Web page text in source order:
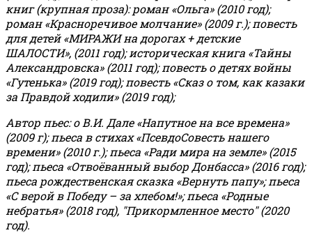
книг (крупная проза): роман «Ольга» (2010 год);
роман «Красноречивое молчание» (2009 г.); повесть
для детей «МИРАЖИ на дорогах + детские
ШАЛОСТИ», (2011 год); историческая книга «Тайны
Александровска» (2011 год); повесть о детях войны
«Гутенька» (2019 год); повесть «Сказ о том, как казаки
за Правдой ходили» (2019 год);
Автор пьес: о В.И. Дале «Напутное на все времена»
(2009 г); пьеса в стихах «ПсевдоСовесть нашего
времени» (2010 г.); пьеса «Ради мира на земле» (2015
год); пьеса «Отвоёванный выбор Донбасса» (2016 год);
пьеса рождественская сказка «Вернуть папу»; пьеса
«С верой в Победу – за хлебом!»;пьеса «Родные
небратья» (2018 год), "Прикормленное место" (2020
год).